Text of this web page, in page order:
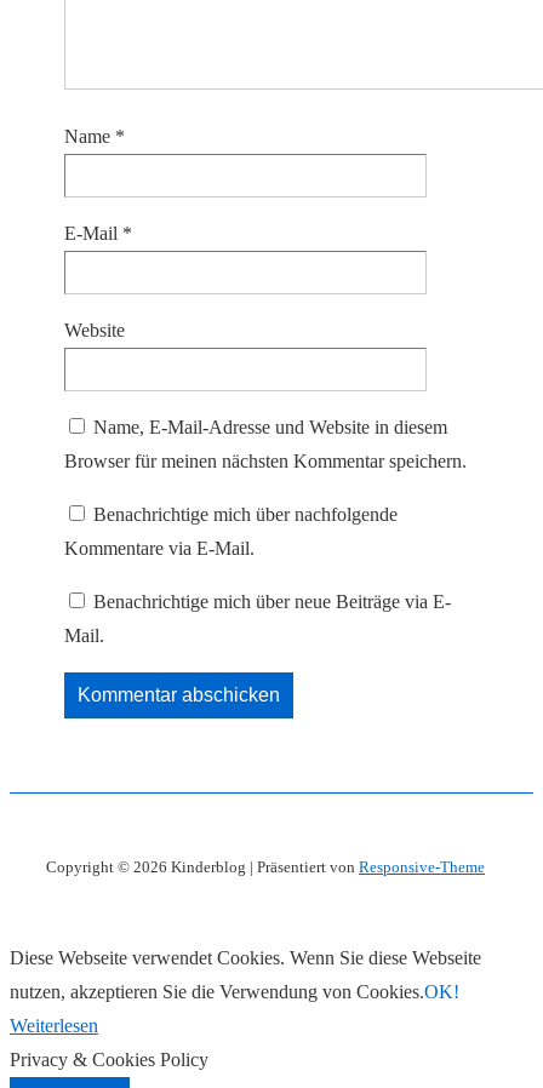
Name *
E-Mail *
Website
Name, E-Mail-Adresse und Website in diesem
Browser für meinen nächsten Kommentar speichern.
Benachrichtige mich über nachfolgende
Kommentare via E-Mail.
Benachrichtige mich über neue Beiträge via E-
Mail.
Copyright © 2026 Kinderblog | Präsentiert von Responsive-Theme
Diese Webseite verwendet Cookies. Wenn Sie diese Webseite
nutzen, akzeptieren Sie die Verwendung von Cookies.OK!
Weiterlesen
Privacy & Cookies Policy